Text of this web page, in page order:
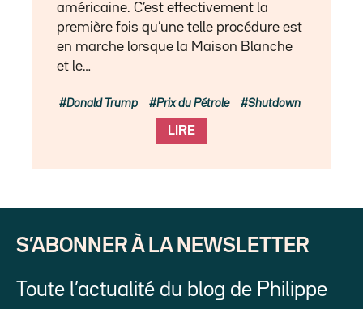
américaine. C’est effectivement la
première fois qu’une telle procédure est
en marche lorsque la Maison Blanche
et le…
LIRE
Donald Trump Prix du Pétrole Shutdown
S’ABONNER À LA NEWSLETTER
Toute l’actualité du blog de Philippe